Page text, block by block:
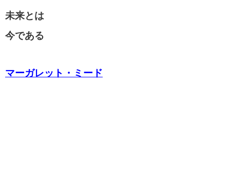
未来とは
今である
マーガレット・ミード